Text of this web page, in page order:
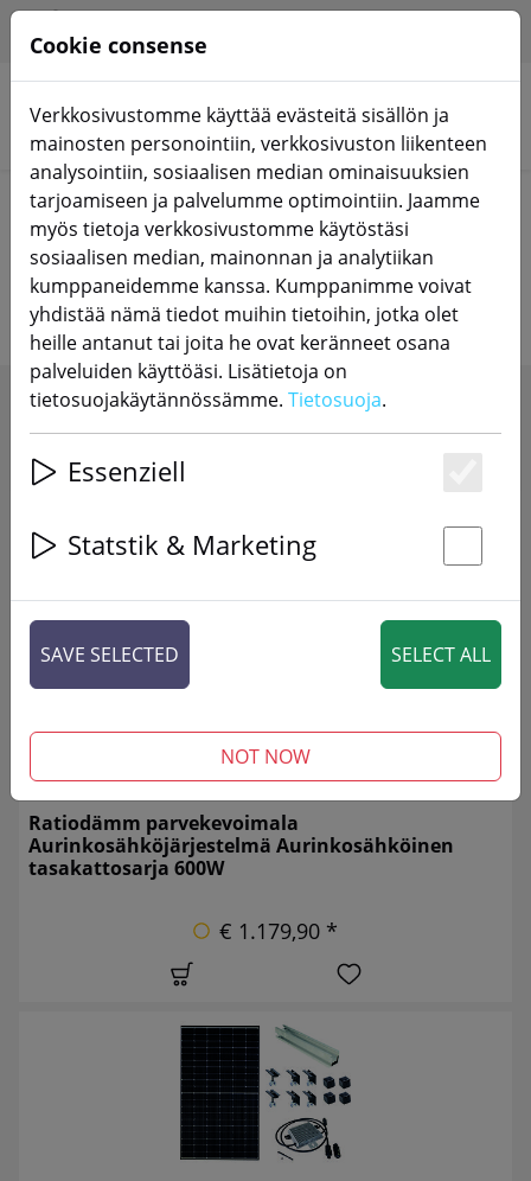
Hae tuotteita
Home Aurinkosähkö
Aurinkosähköiset komponentit
SHOW FILTERS
2 articles
Ratiodämm parvekevoimala
Aurinkosähköjärjestelmä Aurinkosähköinen
tasakattosarja 600W
€ 1.179,90 *
Cookie consense
Verkkosivustomme käyttää evästeitä sisällön ja
mainosten personointiin, verkkosivuston liikenteen
analysointiin, sosiaalisen median ominaisuuksien
tarjoamiseen ja palvelumme optimointiin. Jaamme
myös tietoja verkkosivustomme käytöstäsi
sosiaalisen median, mainonnan ja analytiikan
kumppaneidemme kanssa. Kumppanimme voivat
yhdistää nämä tiedot muihin tietoihin, jotka olet
heille antanut tai joita he ovat keränneet osana
palveluiden käyttöäsi. Lisätietoja on
tietosuojakäytännössämme. Tietosuoja.
Essenziell
Statstik & Marketing
SAVE SELECTED SELECT ALL
NOT NOW